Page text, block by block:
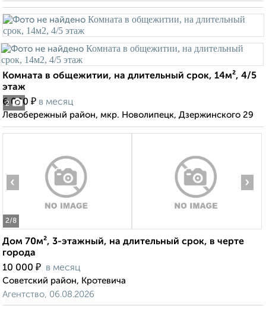
2
Комната в общежитии, на длительный срок, 14м², 4/5
этаж
6 000 ₽ в месяц
Левобережный район, мкр. Новолипецк, Дзержинского 29
2/8
‹ ›
Дом 70м², 3-этажный, на длительный срок, в черте
города
10 000 ₽ в месяц
Советский район, Кротевича
Агентство, 06.08.2026